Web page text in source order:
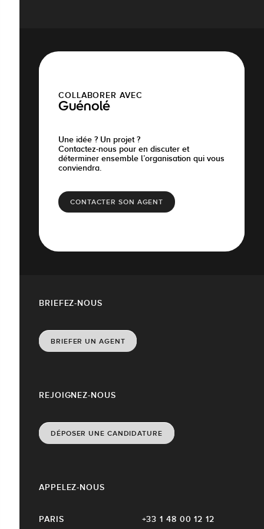
COLLABORER AVEC
Guénolé
Une idée ? Un projet ?
Contactez-nous pour en discuter et
déterminer ensemble l’organisation qui vous
conviendra.
CONTACTER SON AGENT
REJOIGNEZ-NOUS
DÉPOSER UNE CANDIDATURE
APPELEZ-NOUS
PARIS
+33 1 48 00 12 12
BRIEFEZ-NOUS
BRIEFER UN AGENT